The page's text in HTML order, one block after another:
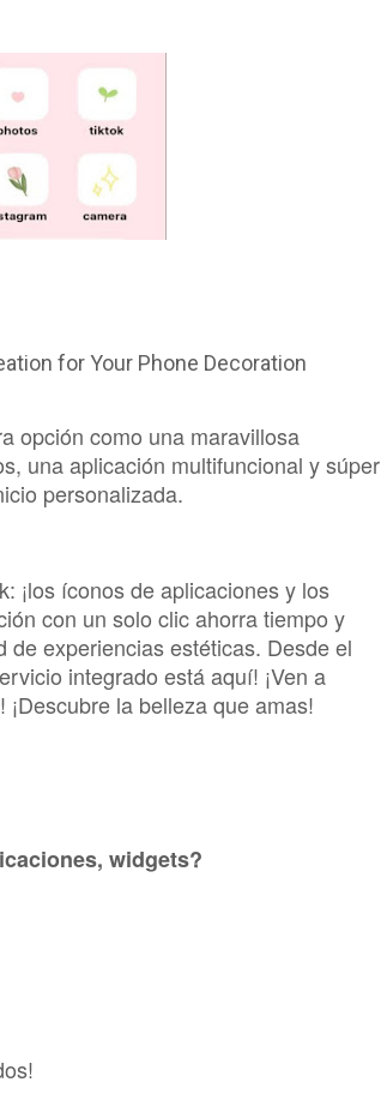
😥😥
Tener El Número
for Your Phone Decoration
opción como una maravillosa
una aplicación multifuncional y súper
personalizada.
¡los íconos de aplicaciones y los
con un solo clic ahorra tiempo y
experiencias estéticas. Desde el
integrado está aquí! ¡Ven a
la belleza que amas!
widgets?